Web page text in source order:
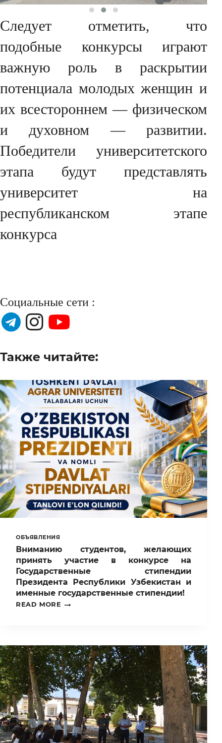
Следует отметить, что
подобные конкурсы играют
важную роль в раскрытии
потенциала молодых женщин и
их всестороннем — физическом
и духовном — развитии.
Победители университетского
этапа будут представлять
университет на
республиканском этапе
конкурса
Социальные сети :
Также читайте:
ОБЪЯВЛЕНИЯ
Вниманию студентов, желающих
принять участие в конкурсе на
Государственные стипендии
Президента Республики Узбекистан и
именные государственные стипендии!
READ MORE
ВНИМАНИЮ
В
КОНКУРСЕ
НА
ГОСУДАРСТВЕННЫЕ
СТИПЕНДИИ
ПРЕЗИДЕНТА
РЕСПУБЛИКИ
УЗБЕКИСТАН
И
ИМЕННЫЕ
ГОСУДАРСТВЕННЫЕ
СТИПЕНДИИ!